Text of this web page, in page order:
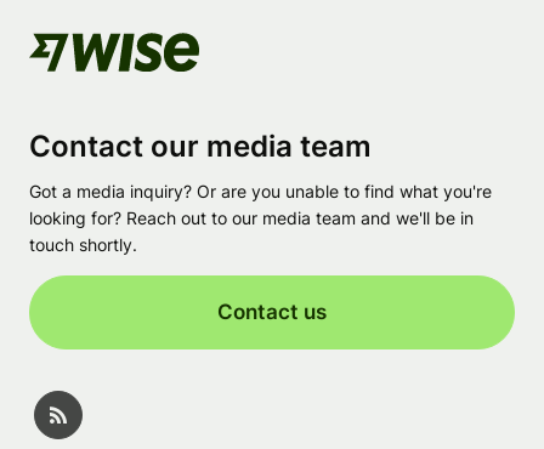
Contact our media team
Got a media inquiry? Or are you unable to find what you're
looking for? Reach out to our media team and we'll be in
touch shortly.
Contact us